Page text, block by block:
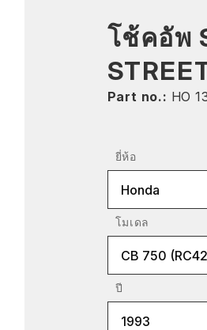
MOUNTAIN BIKE
HISTORY
SERVICE INFO &
โช้คอัพ
Part no.: HO
ยี่ห้อ
Honda
โมเดล
CB 750
ปี
1993